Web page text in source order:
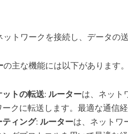
ットワークを接続し、データの
の主な機能には以下があります。
ットの転送: ルーターは、ネット
ークに転送します。最適な通信
ティング: ルーターは、ネットワ